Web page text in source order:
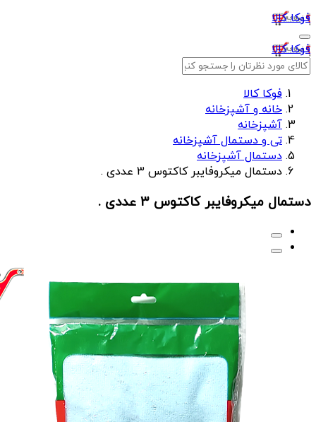
فوکا کالا
فوکا کالا
فوکا کالا
خانه و آشپزخانه
آشپزخانه
تی و دستمال آشپزخانه
دستمال آشپزخانه
دستمال میکروفایبر کاکتوس 3 عددی .
دستمال میکروفایبر کاکتوس 3 عددی .